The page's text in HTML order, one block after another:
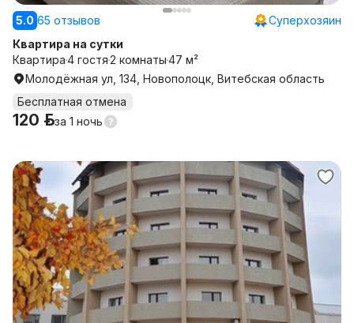
5.0 65 отзывов
Суперхозяин
Квартира на сутки
Квартира4 гостя2 комнаты47 м²
Молодёжная ул, 134, Новополоцк, Витебская область
Бесплатная отмена
120 р.за 1 ночь